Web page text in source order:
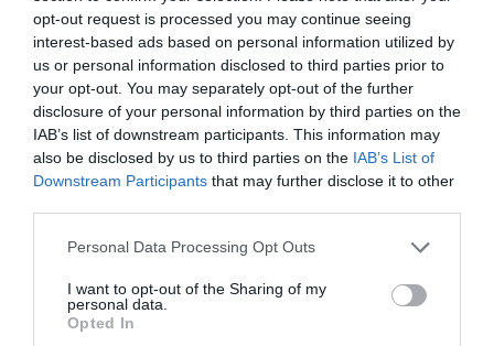
opt-out request is processed you may continue seeing
interest-based ads based on personal information utilized by
us or personal information disclosed to third parties prior to
your opt-out. You may separately opt-out of the further
disclosure of your personal information by third parties on the
IAB’s list of downstream participants. This information may
also be disclosed by us to third parties on the IAB’s List of
Downstream Participants that may further disclose it to other
Personal Data Processing Opt Outs
I want to opt-out of the Sharing of my
personal data.
Opted In
creta live